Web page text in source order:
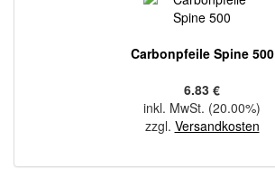
Carbonpfeile Spine 500
6.83 €
inkl. MwSt. (20.00%)
zzgl. Versandkosten